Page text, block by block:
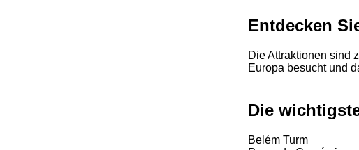
Entdecken
Die Attraktionen sind
Europa besucht und
Die
Belém Turm